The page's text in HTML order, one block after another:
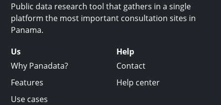
Public data research tool that gathers in a single
platform the most important consultation sites in
Panama.
Us
Why Panadata?
Features
Use cases
Help
Contact
Help center